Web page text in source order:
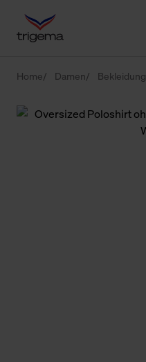
Home Damen Bekleidung